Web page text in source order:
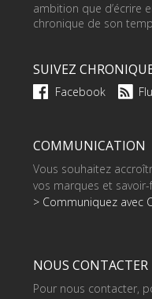
ambition que d’écrire
chronique de son
SUIVEZ
Facebook
COMMUNICATION
Vous souhaitez
vos marques et savoir-
> Communiquez avec
NOUS CONTACTER
Pour nous contacter,